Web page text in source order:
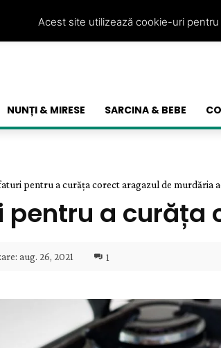
NUNȚI & MIRESE SARCINA & BEBE
pentru a curăța corect aragazul de murdăria
pentru a curăța
aug. 26, 2021 1
Acest site utilizează cookie-uri